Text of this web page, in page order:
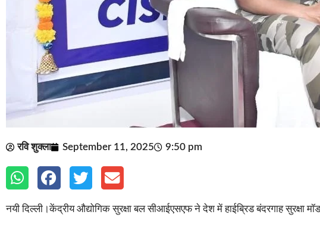
रवि शुक्ला September 11, 2025 9:50 pm
नयी दिल्ली।केंद्रीय औद्योगिक सुरक्षा बल सीआईएसएफ ने देश में हाईब्रिड बंदरगाह सुरक्षा